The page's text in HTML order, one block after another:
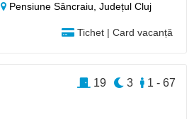
Pensiune Sâncraiu,Județul Cluj
Tichet | Card vacanță
1 - 67
3
19